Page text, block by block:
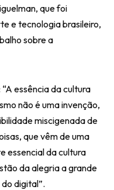
que foi
e tecnologia brasileiro,
sobre a
essência da cultura
não é uma invenção,
miscigenada de
que vêm de uma
essencial da cultura
da alegria a grande
digital”.